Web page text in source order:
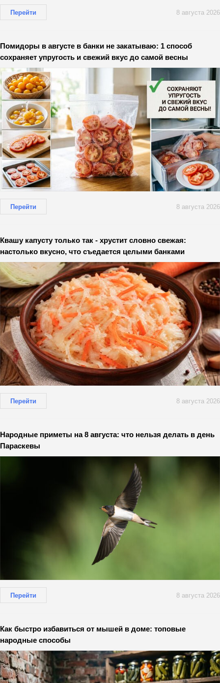
Перейти 8 августа 2026
Помидоры в августе в банки не закатываю: 1 способ
сохраняет упругость и свежий вкус до самой весны
Перейти 8 августа 2026
Квашу капусту только так - хрустит словно свежая:
настолько вкусно, что съедается целыми банками
Перейти 8 августа 2026
Народные приметы на 8 августа: что нельзя делать в день
Параскевы
Перейти 8 августа 2026
Как быстро избавиться от мышей в доме: топовые
народные способы